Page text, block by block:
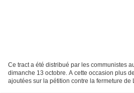
Ce tract a été distribué par les communistes
dimanche 13 octobre. A cette occasion plus
ajoutées sur la pétition contre la fermeture de